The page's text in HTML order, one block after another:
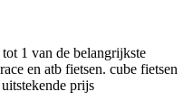
1 van de belangrijkste
en atb fietsen. cube fietsen
prijs